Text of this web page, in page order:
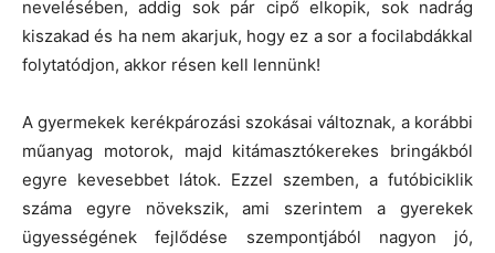
nevelésében, addig sok pár cipő elkopik, sok nadrág
kiszakad és ha nem akarjuk, hogy ez a sor a focilabdákkal
folytatódjon, akkor résen kell lennünk!
A gyermekek kerékpározási szokásai változnak, a korábbi
műanyag motorok, majd kitámasztókerekes bringákból
egyre kevesebbet látok. Ezzel szemben, a futóbiciklik
száma egyre növekszik, ami szerintem a gyerekek
ügyességének fejlődése szempontjából nagyon jó,